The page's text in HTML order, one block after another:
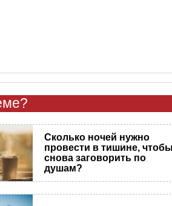
Сколько ночей нужно
провести в тишине,
снова заговорить по
душам?